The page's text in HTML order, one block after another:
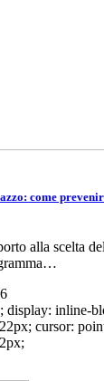
come
alla scelta
display: inline-
cursor: